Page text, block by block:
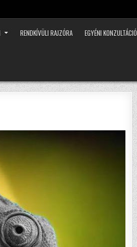
RENDKÍVÜLI RAJZÓRA EGYÉNI KONZULTÁCIÓ